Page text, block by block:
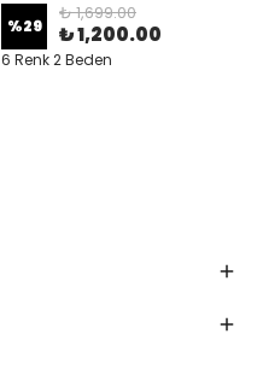
%29
₺ 1,699.00
₺ 1,200.00
6 Renk 2 Beden